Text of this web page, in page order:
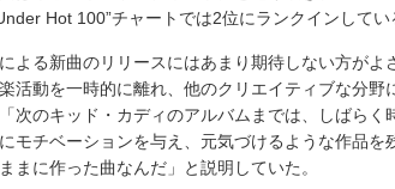
Hot 100”チャートでは2位にランクインしてい
よる新曲のリリースにはあまり期待しない方がよ
活動を一時的に離れ、他のクリエイティブな分野
次のキッド・カディのアルバムまでは、しばらく
にモチベーションを与え、元気づけるような作品
まに作った曲なんだ」と説明していた。